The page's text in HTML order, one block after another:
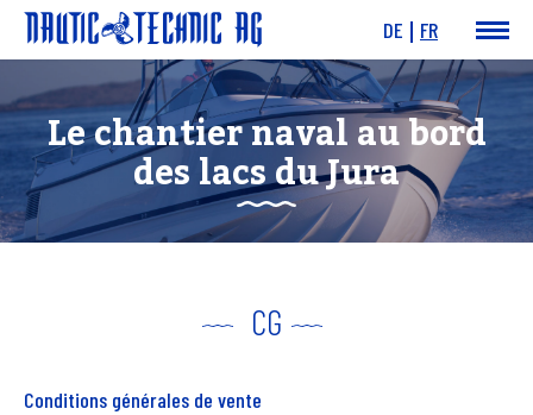
News & Events
Bateaux
Moteurs
Offres
Service
Chantier
Charity
Links
DE FR
Le chantier naval au bord
des lacs du Jura
CG
Conditions générales de vente